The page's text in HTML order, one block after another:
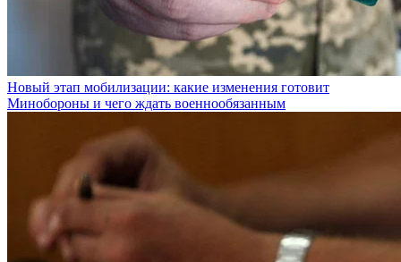
Новый этап мобилизации: какие изменения готовит
Минобороны и чего ждать военнообязанным